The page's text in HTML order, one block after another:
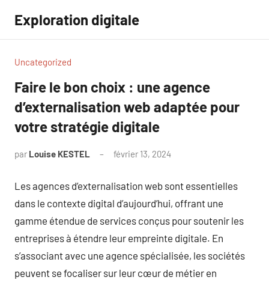
contenu
Exploration digitale
Uncategorized
Faire le bon choix : une agence
d’externalisation web adaptée pour
votre stratégie digitale
par Louise KESTEL février 13, 2024
Les agences d’externalisation web sont essentielles
dans le contexte digital d’aujourd’hui, offrant une
gamme étendue de services conçus pour soutenir les
entreprises à étendre leur empreinte digitale. En
s’associant avec une agence spécialisée, les sociétés
peuvent se focaliser sur leur cœur de métier en